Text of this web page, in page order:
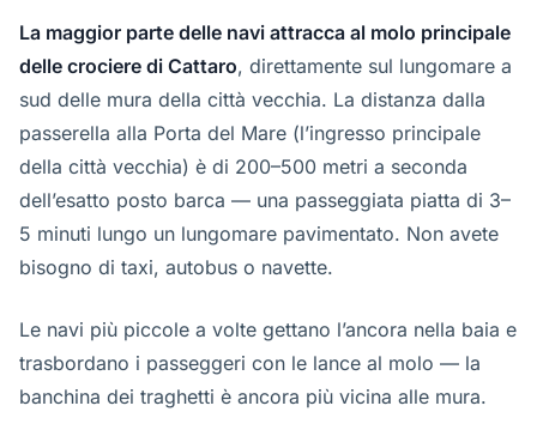
La maggior parte delle navi attracca al molo principale
delle crociere di Cattaro, direttamente sul lungomare a
sud delle mura della città vecchia. La distanza dalla
passerella alla Porta del Mare (l’ingresso principale
della città vecchia) è di 200–500 metri a seconda
dell’esatto posto barca — una passeggiata piatta di 3–
5 minuti lungo un lungomare pavimentato. Non avete
bisogno di taxi, autobus o navette.
Le navi più piccole a volte gettano l’ancora nella baia e
trasbordano i passeggeri con le lance al molo — la
banchina dei traghetti è ancora più vicina alle mura.